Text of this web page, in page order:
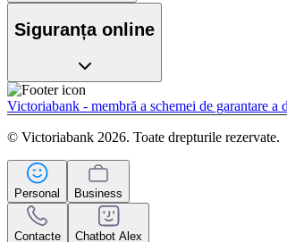
Siguranța online
Victoriabank - membră a schemei de garantare
© Victoriabank 2026. Toate drepturile rezervate.
Personal Business
Contacte Chatbot Alex